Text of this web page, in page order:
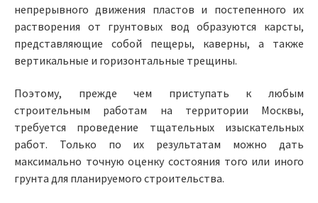
непрерывного движения пластов и постепенного их
растворения от грунтовых вод образуются карсты,
представляющие собой пещеры, каверны, а также
вертикальные и горизонтальные трещины.
Поэтому, прежде чем приступать к любым
строительным работам на территории Москвы,
требуется проведение тщательных изыскательных
работ. Только по их результатам можно дать
максимально точную оценку состояния того или иного
грунта для планируемого строительства.